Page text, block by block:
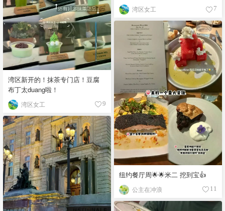
湾区女工 7
湾区新开的！抹茶专门店！豆腐
布丁太duang啦！
湾区女工 9
纽约餐厅周🌟🌟米二 挖到宝👍
公主在冲浪 11